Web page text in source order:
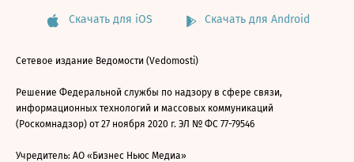
Скачать для iOS Скачать для Android
Сетевое издание Ведомости (Vedomosti)
Решение Федеральной службы по надзору в сфере связи,
информационных технологий и массовых коммуникаций
(Роскомнадзор) от 27 ноября 2020 г. ЭЛ № ФС 77-79546
Учредитель: АО «Бизнес Ньюс Медиа»